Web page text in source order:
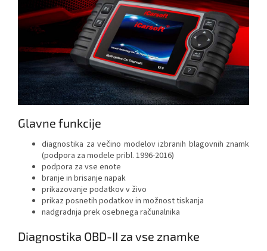
Glavne funkcije
diagnostika za večino modelov izbranih blagovnih znamk
(podpora za modele pribl. 1996-2016)
podpora za vse enote
branje in brisanje napak
prikazovanje podatkov v živo
prikaz posnetih podatkov in možnost tiskanja
nadgradnja prek osebnega računalnika
Diagnostika OBD-II za vse znamke